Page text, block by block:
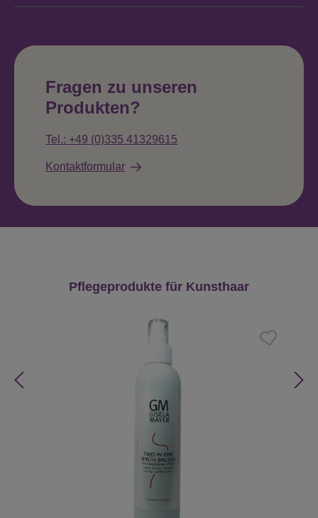
Fragen zu unseren
Produkten?
Tel.: +49 (0)335 41329615
Kontaktformular
Produktgalerie überspringen
Pflegeprodukte für Kunsthaar